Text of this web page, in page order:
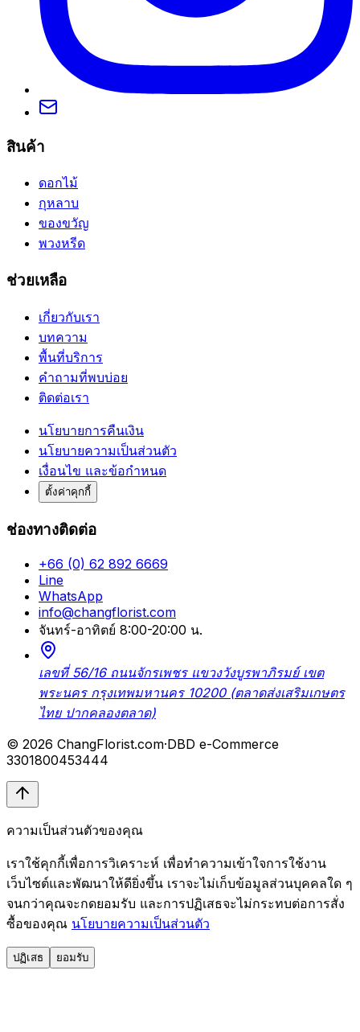
สินค้า
ดอกไม้
กุหลาบ
ของขวัญ
พวงหรีด
ช่วยเหลือ
เกี่ยวกับเรา
บทความ
พื้นที่บริการ
คำถามที่พบบ่อย
ติดต่อเรา
นโยบายการคืนเงิน
นโยบายความเป็นส่วนตัว
เงื่อนไข และข้อกำหนด
ตั้งค่าคุกกี้
ช่องทางติดต่อ
+66 (0) 62 892 6669
Line
WhatsApp
info@changflorist.com
จันทร์-อาทิตย์ 8:00-20:00 น.
เลขที่ 56/16 ถนนจักรเพชร แขวงวังบูรพาภิรมย์ เขต
พระนคร กรุงเทพมหานคร 10200 (ตลาดส่งเสริมเกษตร
ไทย ปากคลองตลาด)
© 2026 ChangFlorist.com·DBD e-Commerce
3301800453444
ความเป็นส่วนตัวของคุณ
เราใช้คุกกี้เพื่อการวิเคราะห์ เพื่อทำความเข้าใจการใช้งาน
เว็บไซต์และพัฒนาให้ดียิ่งขึ้น เราจะไม่เก็บข้อมูลส่วนบุคคลใด ๆ
จนกว่าคุณจะกดยอมรับ และการปฏิเสธจะไม่กระทบต่อการสั่ง
ซื้อของคุณ นโยบายความเป็นส่วนตัว
ปฏิเสธ ยอมรับ